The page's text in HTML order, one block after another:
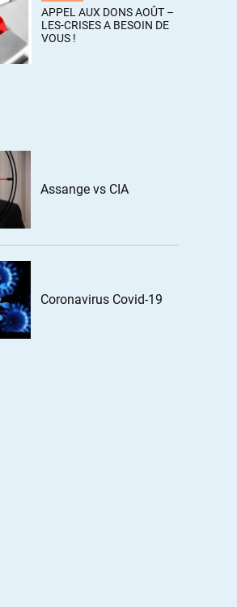
APPEL AUX DONS AOÛT –
LES-CRISES A BESOIN DE
VOUS !
Assange vs CIA
Coronavirus Covid-19